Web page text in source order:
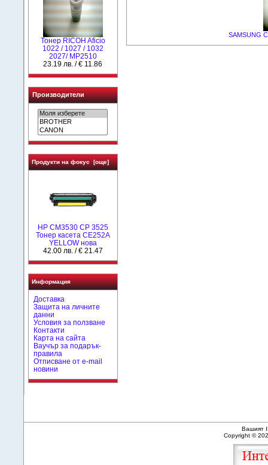
Тонер RICOH Aficio
1022 / 1027 / 1032
2027/ MP2510
23.19 лв. / € 11.86
Производители
Продукти на фокус [още]
HP CM3530 CP 3525
Тонер касета CE252A
YELLOW нова
42.00 лв. / € 21.47
Информация
Доставка
Защита на личните
данни
Условия за ползване
Контакти
Карта на сайта
Ваучър за подарък-
правила
Отписване от e-mail
новини
SAMSUNG
Вашият
Copyright ©